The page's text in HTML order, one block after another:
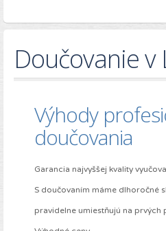
Doučovanie v
Výhody
doučovania
Garancia najvyššej kvality
S doučovaním máme dlhoročné
pravidelne umiestňujú na prvých